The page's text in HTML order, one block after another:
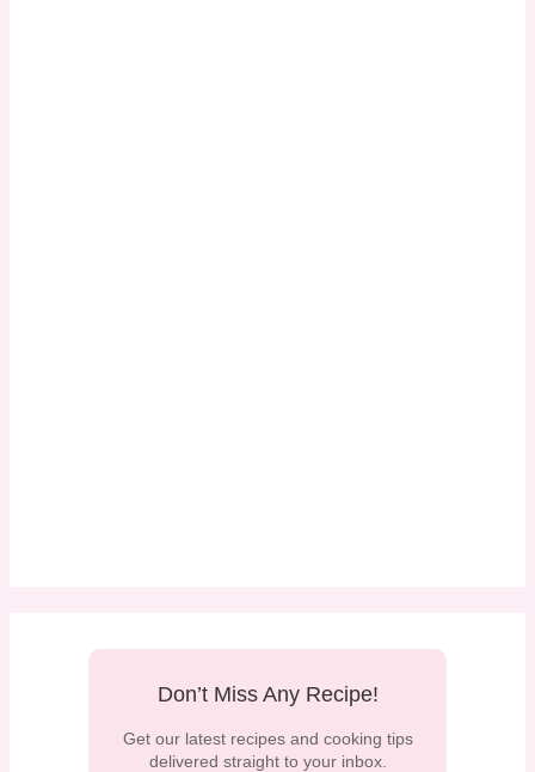
Don’t Miss Any Recipe!
Get our latest recipes and cooking tips
delivered straight to your inbox.